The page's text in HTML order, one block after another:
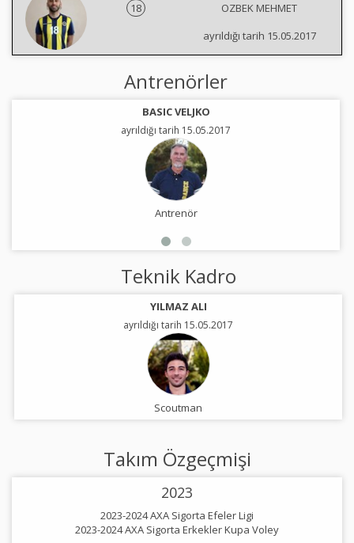
18
OZBEK MEHMET
ayrıldığı tarih 15.05.2017
Antrenörler
BASIC VELJKO
ayrıldığı tarih 15.05.2017
Antrenör
Teknik Kadro
YILMAZ ALI
ayrıldığı tarih 15.05.2017
Scoutman
Takım Özgeçmişi
2023
2023-2024 AXA Sigorta Efeler Ligi
2023-2024 AXA Sigorta Erkekler Kupa Voley